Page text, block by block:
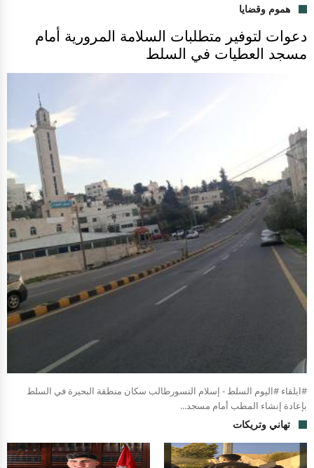
هموم وقضايا
دعوات لتوفير متطلبات السلامة المرورية أمام
مسجد العطيات في السلط
#ابلقاء #اليوم السلط - إسلام النسورطالب سكان منطقة البحيرة في السلط
بإعادة إنشاء المطب أمام مسجد...
تهاني وتريكات